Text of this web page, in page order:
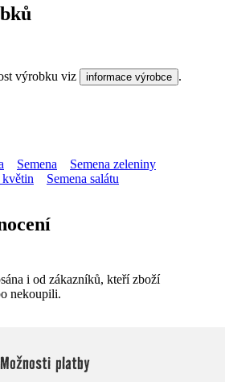
výrobku viz informace výrobce .
Semena
Semena zeleniny
květin
Semena salátu
i od zákazníků, kteří zboží
nekoupili.
Možnosti platby